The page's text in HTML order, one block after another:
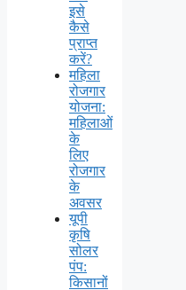
इसे
कैसे
प्राप्त
करें?
महिला
रोजगार
योजना:
महिलाओं
के
लिए
रोजगार
के
अवसर
यूपी
कृषि
सोलर
पंप:
किसानों